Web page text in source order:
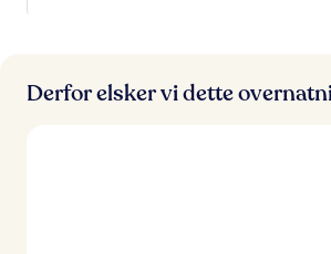
Derfor elsker vi dette